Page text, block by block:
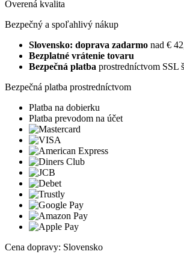
Overená kvalita
Bezpečný a spoľahlivý nákup
Slovensko: doprava zadarmo nad €
Bezplatné vrátenie tovaru
Bezpečná platba prostredníctvom SSL
Bezpečná platba prostredníctvom
Platba na dobierku
Platba prevodom na účet
Cena dopravy: Slovensko